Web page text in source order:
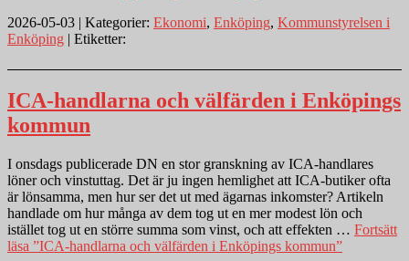
2026-05-03 | Kategorier: Ekonomi, Enköping, Kommunstyrelsen i
Enköping | Etiketter:
ICA-handlarna och välfärden i Enköpings
kommun
I onsdags publicerade DN en stor granskning av ICA-handlares
löner och vinstuttag. Det är ju ingen hemlighet att ICA-butiker ofta
är lönsamma, men hur ser det ut med ägarnas inkomster? Artikeln
handlade om hur många av dem tog ut en mer modest lön och
istället tog ut en större summa som vinst, och att effekten … Fortsätt
läsa ”ICA-handlarna och välfärden i Enköpings kommun”